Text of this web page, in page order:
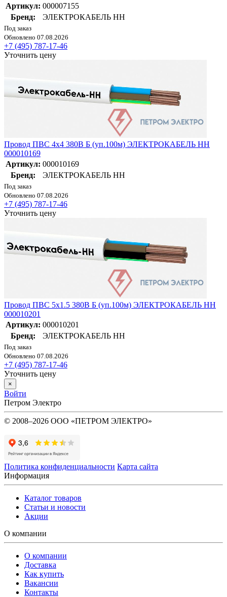
Артикул: 000007155
Бренд:
ЭЛЕКТРОКАБЕЛЬ НН
Под заказ
Обновлено 07.08.2026
+7 (495) 787-17-46
Уточнить цену
Провод ПВС 4х4 380В Б (уп.100м) ЭЛЕКТРОКАБЕЛЬ НН
000010169
Артикул: 000010169
Бренд:
ЭЛЕКТРОКАБЕЛЬ НН
Под заказ
Обновлено 07.08.2026
+7 (495) 787-17-46
Уточнить цену
Провод ПВС 5х1.5 380В Б (уп.100м) ЭЛЕКТРОКАБЕЛЬ НН
000010201
Артикул: 000010201
Бренд:
ЭЛЕКТРОКАБЕЛЬ НН
Под заказ
Обновлено 07.08.2026
+7 (495) 787-17-46
Уточнить цену
×
Войти
Петром Электро
© 2008–2026 ООО «ПЕТРОМ ЭЛЕКТРО»
Политика конфиденциальности Карта сайта
Информация
Каталог товаров
Статьи и новости
Акции
О компании
О компании
Доставка
Как купить
Вакансии
Контакты